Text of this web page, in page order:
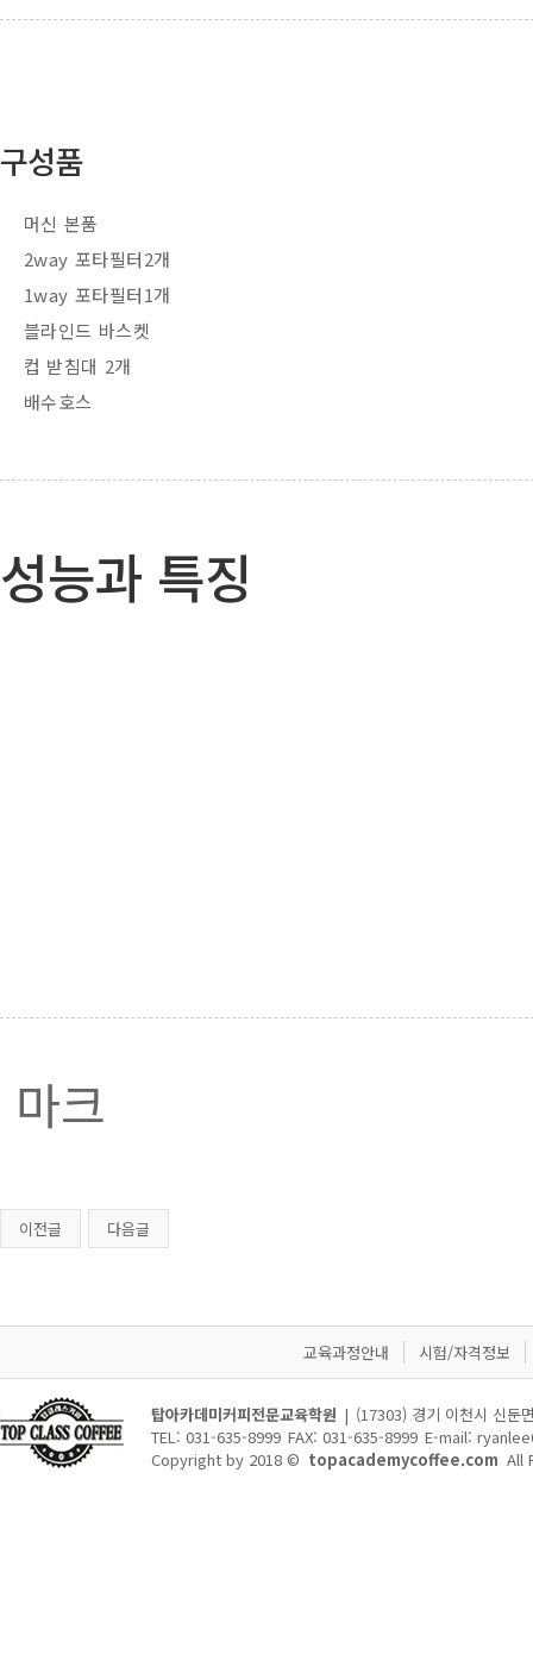
구성품
머신 본품
2way 포타필터2개
1way 포타필터1개
블라인드 바스켓
컵 받침대 2개
배수호스
성능과 특징
마크
이전글 다음글
교육과정안내 시험/자격정보
탑아카데미커피전문교육학원 | (17303) 경기 이천시 신둔
TEL: 031-635-8999 FAX: 031-635-8999 E-mail:
Copyright by 2018 © topacademycoffee.com All